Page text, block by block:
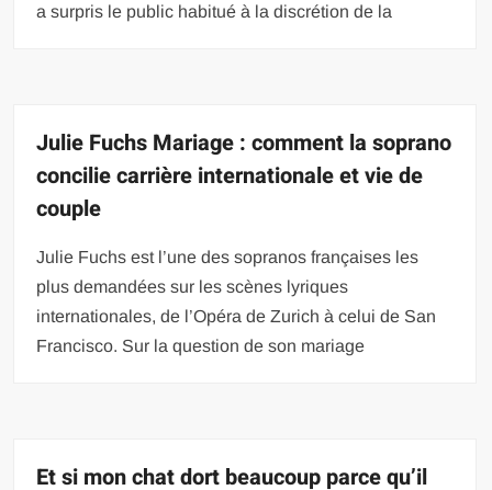
a surpris le public habitué à la discrétion de la
Julie Fuchs Mariage : comment la soprano
concilie carrière internationale et vie de
couple
Julie Fuchs est l’une des sopranos françaises les
plus demandées sur les scènes lyriques
internationales, de l’Opéra de Zurich à celui de San
Francisco. Sur la question de son mariage
Et si mon chat dort beaucoup parce qu’il